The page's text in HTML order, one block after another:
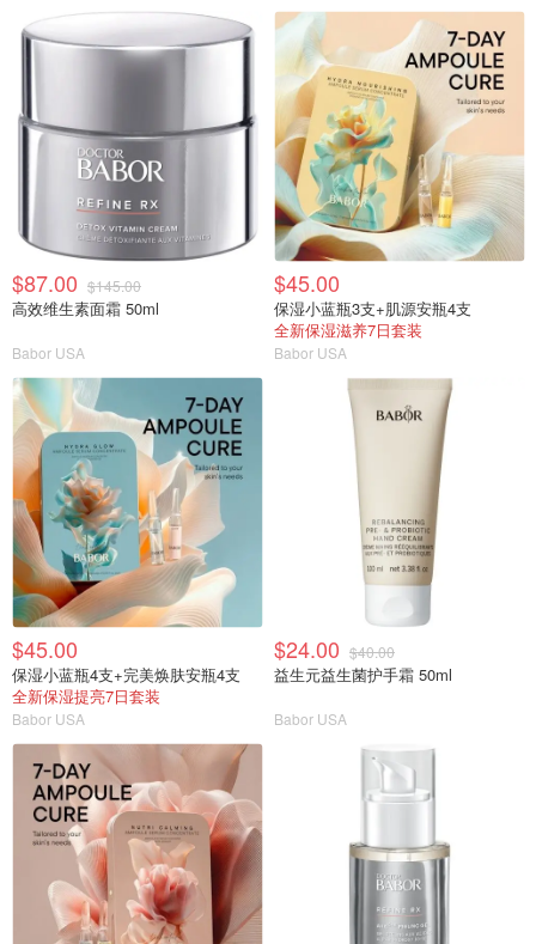
$87.00 $145.00
高效维生素面霜 50ml
Babor USA
$45.00
保湿小蓝瓶3支+肌源安瓶4支
全新保湿滋养7日套装
Babor USA
$45.00
保湿小蓝瓶4支+完美焕肤安瓶4支
全新保湿提亮7日套装
Babor USA
$24.00 $40.00
益生元益生菌护手霜 50ml
Babor USA